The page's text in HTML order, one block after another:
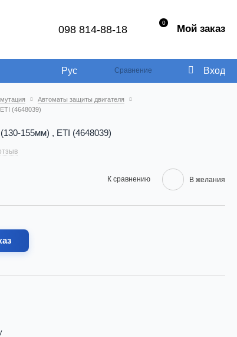
098 814-88-18
0 Мой заказ
Рус Сравнение Вход
Автоматы защиты двигателя
(4648039)
155мм) , ETI (4648039)
К сравнению В желания